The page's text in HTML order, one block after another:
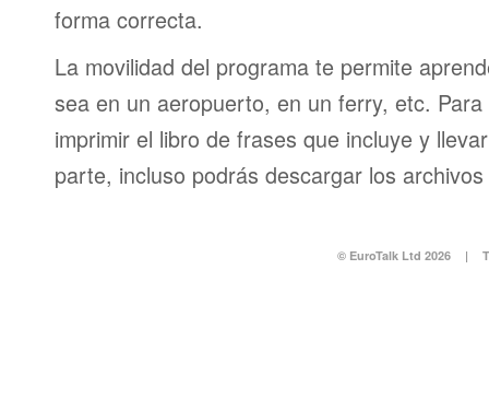
forma correcta.
La movilidad del programa te permite
sea en un aeropuerto, en un ferry, etc.
imprimir el libro de frases que incluye y
parte, incluso podrás descargar los
© EuroTalk Ltd 2026 |